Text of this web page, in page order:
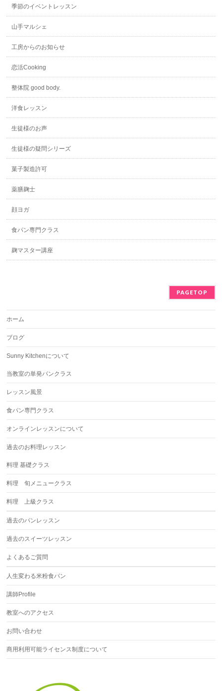
季節のイベントレッスン
山手マルシェ
工房からのお知らせ
恋活Cooking
整体院 good body.
洋食レッスン
生徒様のお声
生徒様の疑問シリーズ
菓子製造許可
薬膳麹士
顔ヨガ
食パン専門クラス
麹マスター講座
PAGETOP
ホーム
ブログ
Sunny Kitchenについて
当教室の単発パンクラス
レッスン風景
食パン専門クラス
オンラインレッスンについて
過去のお料理レッスン
料理 基礎クラス
料理 旬メニュークラス
料理 上級クラス
過去のパンレッスン
過去のスイーツレッスン
よくあるご質問
人生変わる米粉食パン
講師Profile
教室へのアクセス
お問い合わせ
商用利用可能ライセンス制度について